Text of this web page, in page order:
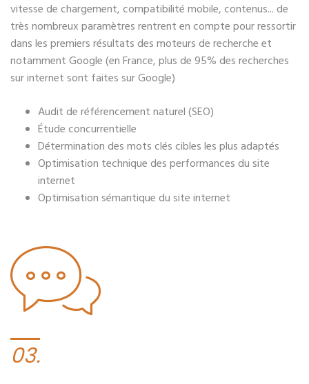
vitesse de chargement, compatibilité mobile, contenus... de
très nombreux paramètres rentrent en compte pour ressortir
dans les premiers résultats des moteurs de recherche et
notamment Google (en France, plus de 95% des recherches
sur internet sont faites sur Google)
Audit de référencement naturel (SEO)
Étude concurrentielle
Détermination des mots clés cibles les plus adaptés
Optimisation technique des performances du site
internet
Optimisation sémantique du site internet
03.